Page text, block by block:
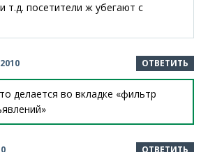
т.д. посетители ж убегают с
ОТВЕТИТЬ
делается во вкладке «фильтр